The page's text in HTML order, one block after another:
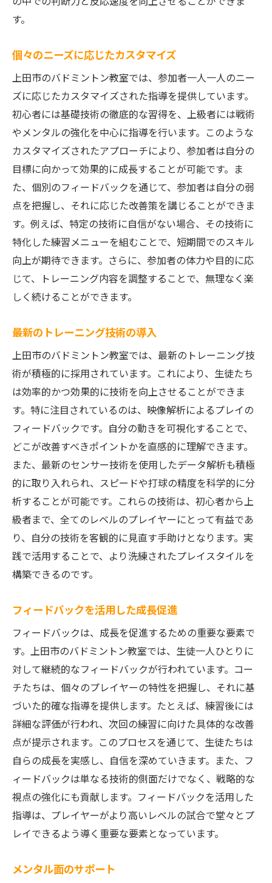
す。
個々のニーズに応じたカスタマイズ
上田市のバドミントン教室では、参加者一人一人のニー
ズに応じたカスタマイズされた指導を提供しています。
初心者には基礎技術の徹底的な習得を、上級者には戦術
やメンタルの強化を中心に指導を行います。このような
カスタマイズされたアプローチにより、参加者は自分の
目標に向かって効果的に成長することが可能です。ま
た、個別のフィードバックを通じて、参加者は自分の弱
点を把握し、それに応じた改善策を講じることができま
す。例えば、特定の技術に自信がない場合、その技術に
特化した練習メニューを組むことで、短期間でのスキル
向上が期待できます。さらに、参加者の体力や目的に応
じて、トレーニング内容を調整することで、無理なく楽
しく続けることができます。
最新のトレーニング技術の導入
上田市のバドミントン教室では、最新のトレーニング技
術が積極的に採用されています。これにより、生徒たち
は効率的かつ効果的に技術を向上させることができま
す。特に注目されているのは、映像解析によるプレイの
フィードバックです。自分の動きを可視化することで、
どこが改善すべきポイントかを直感的に理解できます。
また、最新のセンサー技術を使用したデータ解析も積極
的に取り入れられ、スピードや打球の精度を科学的に分
析することが可能です。これらの技術は、初心者から上
級者まで、全てのレベルのプレイヤーにとって有益であ
り、自分の技術を客観的に見直す手助けとなります。実
践で活用することで、より洗練されたプレイスタイルを
構築できるのです。
フィードバックを活用した成長促進
フィードバックは、成長を促進するための重要な要素で
す。上田市のバドミントン教室では、生徒一人ひとりに
対して継続的なフィードバックが行われています。コー
チたちは、個々のプレイヤーの特性を把握し、それに基
づいた的確な指導を提供します。たとえば、練習後には
詳細な評価が行われ、次回の練習に向けた具体的な改善
点が提示されます。このプロセスを通じて、生徒たちは
自らの成長を実感し、自信を深めていきます。また、フ
ィードバックは単なる技術的側面だけでなく、戦略的な
視点の強化にも貢献します。フィードバックを活用した
指導は、プレイヤーがより高いレベルの試合で堂々とプ
レイできるよう導く重要な要素となっています。
メンタル面のサポート